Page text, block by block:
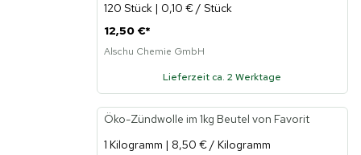
120 Stück | 0,10 € / Stück
12,50 €*
Alschu Chemie GmbH
Lieferzeit ca. 2 Werktage
Neu
Öko-Zündwolle im 1kg Beutel von Favorit
1 Kilogramm | 8,50 € / Kilogramm